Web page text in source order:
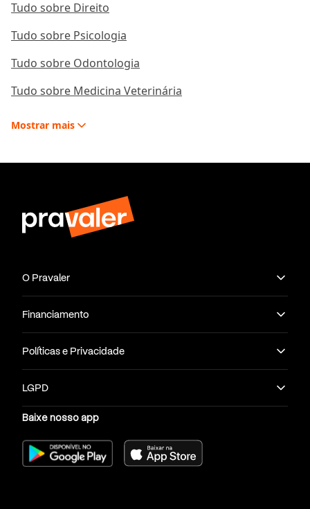
Tudo sobre Direito
Tudo sobre Psicologia
Tudo sobre Odontologia
Tudo sobre Medicina Veterinária
Mostrar mais
O Pravaler
Financiamento
Políticas e Privacidade
LGPD
Baixe nosso app